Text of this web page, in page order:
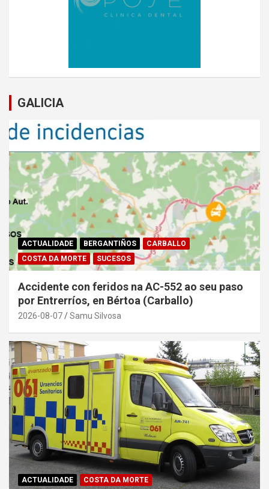
GALICIA
ACTUALIDADE BERGANTIÑOS
CARBALLO
COSTA DA MORTE
SUCESOS
Accidente con feridos na AC-552 ao seu paso
por Entrerríos, en Bértoa (Carballo)
2026-08-07 Samu Silvosa
ACTUALIDADE COSTA DA MORTE